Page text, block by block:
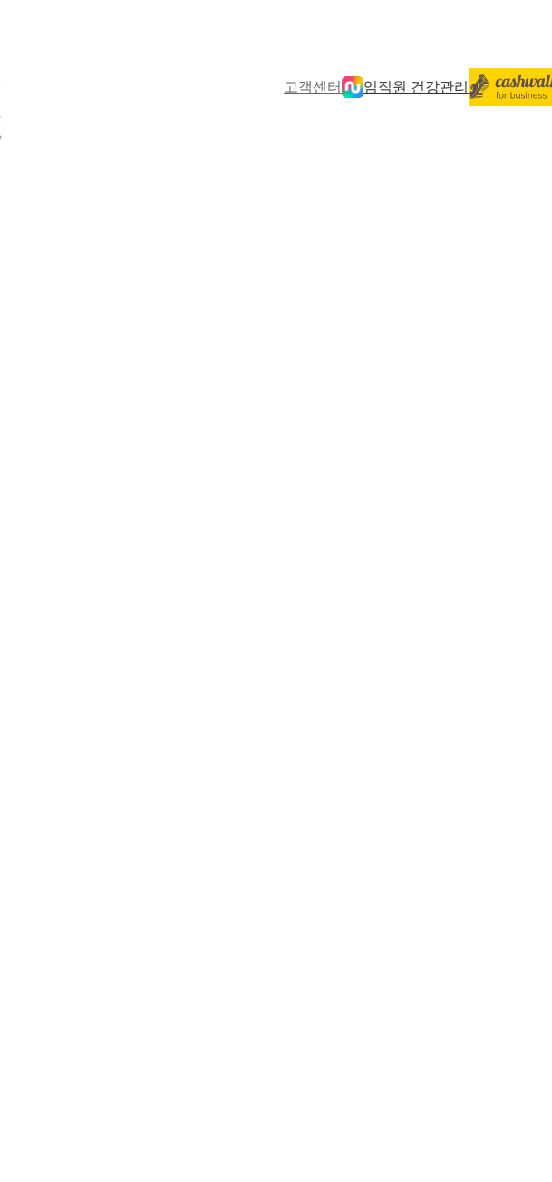
고객센터 임직원 건강관리